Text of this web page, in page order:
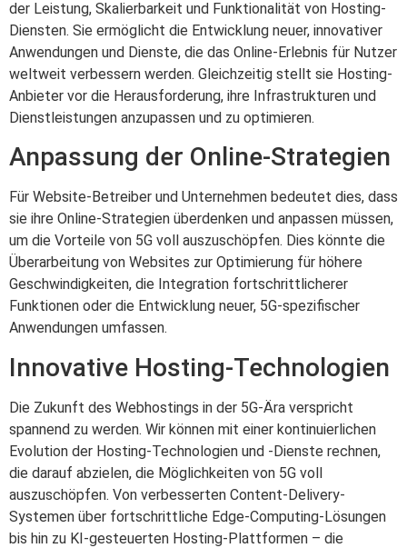
der Leistung, Skalierbarkeit und Funktionalität von Hosting-
Diensten. Sie ermöglicht die Entwicklung neuer, innovativer
Anwendungen und Dienste, die das Online-Erlebnis für Nutzer
weltweit verbessern werden. Gleichzeitig stellt sie Hosting-
Anbieter vor die Herausforderung, ihre Infrastrukturen und
Dienstleistungen anzupassen und zu optimieren.
Anpassung der Online-Strategien
Für Website-Betreiber und Unternehmen bedeutet dies, dass
sie ihre Online-Strategien überdenken und anpassen müssen,
um die Vorteile von 5G voll auszuschöpfen. Dies könnte die
Überarbeitung von Websites zur Optimierung für höhere
Geschwindigkeiten, die Integration fortschrittlicherer
Funktionen oder die Entwicklung neuer, 5G-spezifischer
Anwendungen umfassen.
Innovative Hosting-Technologien
Die Zukunft des Webhostings in der 5G-Ära verspricht
spannend zu werden. Wir können mit einer kontinuierlichen
Evolution der Hosting-Technologien und -Dienste rechnen,
die darauf abzielen, die Möglichkeiten von 5G voll
auszuschöpfen. Von verbesserten Content-Delivery-
Systemen über fortschrittliche Edge-Computing-Lösungen
bis hin zu KI-gesteuerten Hosting-Plattformen – die